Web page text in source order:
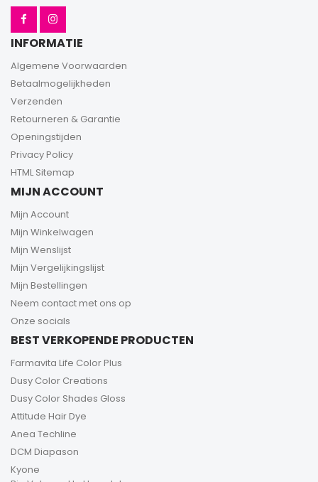
INFORMATIE
Algemene Voorwaarden
Betaalmogelijkheden
Verzenden
Retourneren & Garantie
Openingstijden
Privacy Policy
HTML Sitemap
MIJN ACCOUNT
Mijn Account
Mijn Winkelwagen
Mijn Wenslijst
Mijn Vergelijkingslijst
Mijn Bestellingen
Neem contact met ons op
Onze socials
BEST VERKOPENDE PRODUCTEN
Farmavita Life Color Plus
Dusy Color Creations
Dusy Color Shades Gloss
Attitude Hair Dye
Anea Techline
DCM Diapason
Kyone